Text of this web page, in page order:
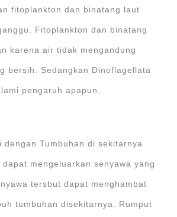
fitoplankton dan binatang laut
Fitoplankton dan binatang
karena air tidak mengandung
bersih. Sedangkan Dinoflagellata
pengaruh apapun.
dengan Tumbuhan di sekitarnya
dapat mengeluarkan senyawa yang
tersbut dapat menghambat
tumbuhan disekitarnya. Rumput